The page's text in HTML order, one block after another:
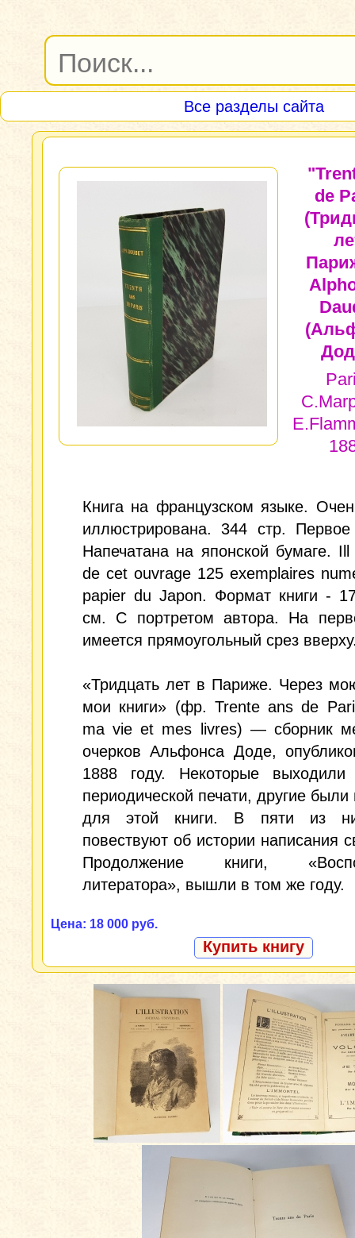
Все разделы сайта
de
Книга на французском языке.
иллюстрирована. 344 стр. Первое
Напечатана на японской бумаге.
de cet ouvrage 125 exemplaires
papier du Japon. Формат книги -
см. С портретом автора. На
имеется прямоугольный срез
«Тридцать лет в Париже. Через
мои книги» (фр. Trente ans de
ma vie et mes livres) — сборник
очерков Альфонса Доде,
1888 году. Некоторые
периодической печати, другие
для этой книги. В пяти из
повествуют об истории написания
Продолжение книги,
литератора», вышли в том же году.
Цена: 18 000 руб.
Купить книгу